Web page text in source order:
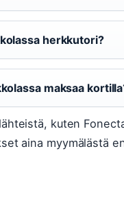
herkkutori?
maksaa
kuten
aina myymälästä